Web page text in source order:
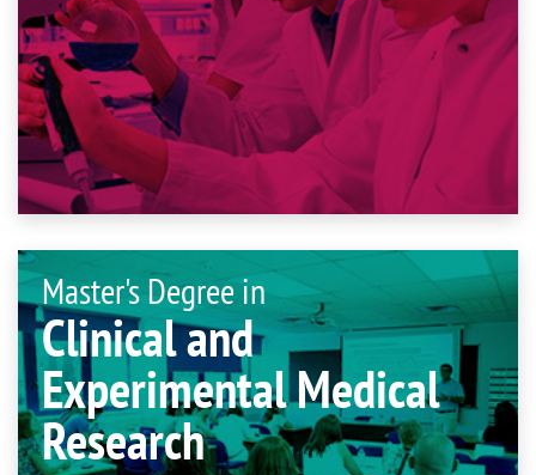
Master's Degree in
Clinical and
Experimental Medical
Research